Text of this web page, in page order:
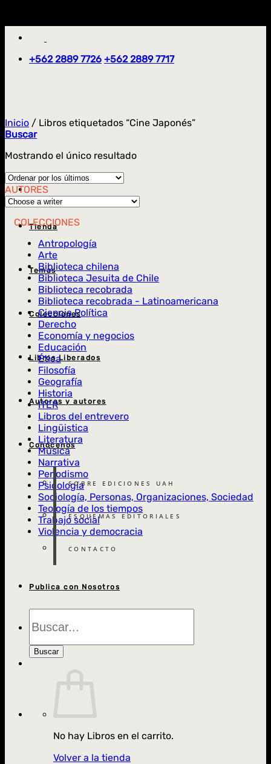
+562 2889 7726 +562 2889 7717
Tienda
Temas
Colecciones
Libros Liberados
Autoras y autores
Conócenos
SOBRE EDICIONES UAH
ESQUEMAS EDITORIALES
CONTACTO
Publica con Nosotros
de
Buscar
No hay Libros en el carrito.
Volver a la tienda
Inicio / Libros etiquetados “Cine Japonés”
Buscar
Mostrando el único resultado
AUTORES
COLECCIONES
Antropología
Arte
Biblioteca chilena
Biblioteca Jesuita de Chile
Biblioteca recobrada
Biblioteca recobrada - Latinoamericana
Ciencia Política
Derecho
Economía y negocios
Educación
Ética
Filosofía
Geografía
Historia
ITER
Libros del entrevero
Lingüistica
Literatura
Música
Narrativa
Periodismo
Psicología
Sociología, Personas, Organizaciones, Sociedad
Teología de los tiempos
Trabajo social
Violencia y democracia